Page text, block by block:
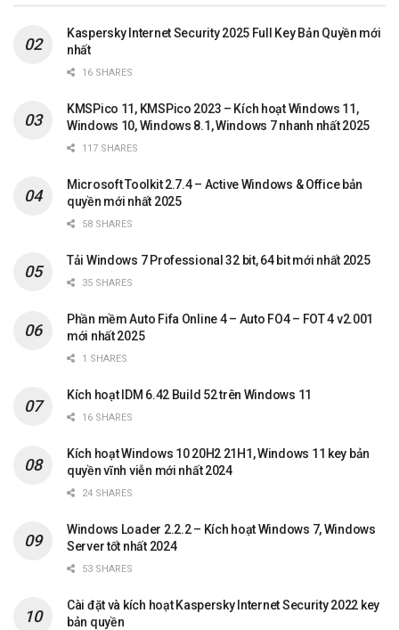
Kaspersky Internet Security 2025 Full Key Bản Quyền mới
nhất
16 SHARES
KMSPico 11, KMSPico 2023 – Kích hoạt Windows 11,
Windows 10, Windows 8.1, Windows 7 nhanh nhất 2025
117 SHARES
Microsoft Toolkit 2.7.4 – Active Windows & Office bản
quyền mới nhất 2025
58 SHARES
Tải Windows 7 Professional 32 bit, 64 bit mới nhất 2025
35 SHARES
Phần mềm Auto Fifa Online 4 – Auto FO4 – FOT 4 v2.001
mới nhất 2025
1 SHARES
Kích hoạt IDM 6.42 Build 52 trên Windows 11
16 SHARES
Kích hoạt Windows 10 20H2 21H1, Windows 11 key bản
quyền vĩnh viễn mới nhất 2024
24 SHARES
Windows Loader 2.2.2 – Kích hoạt Windows 7, Windows
Server tốt nhất 2024
53 SHARES
Cài đặt và kích hoạt Kaspersky Internet Security 2022 key
bản quyền